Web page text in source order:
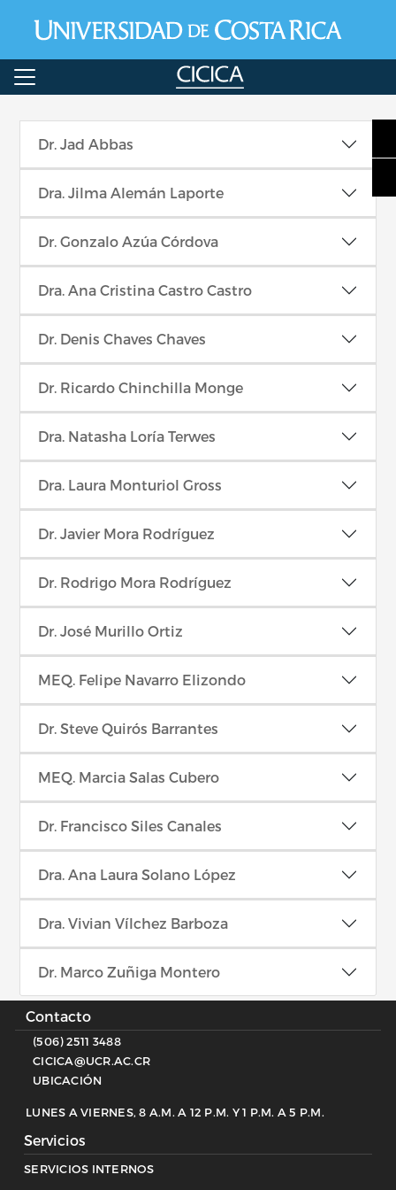
Dr. Jad Abbas
Dra. Jilma Alemán Laporte
Dr. Gonzalo Azúa Córdova
Dra. Ana Cristina Castro Castro
Dr. Denis Chaves Chaves
Dr. Ricardo Chinchilla Monge
Dra. Natasha Loría Terwes
Dra. Laura Monturiol Gross
Dr. Javier Mora Rodríguez
Dr. Rodrigo Mora Rodríguez
Dr. José Murillo Ortiz
MEQ. Felipe Navarro Elizondo
Dr. Steve Quirós Barrantes
MEQ. Marcia Salas Cubero
Dr. Francisco Siles Canales
Dra. Ana Laura Solano López
Dra. Vivian Vílchez Barboza
Dr. Marco Zuñiga Montero
Contacto
(506) 2511 3488
CICICA@UCR.AC.CR
UBICACIÓN
LUNES A VIERNES, 8 A.M. A 12 P.M. Y 1 P.M. A 5 P.M.
Servicios
SERVICIOS INTERNOS